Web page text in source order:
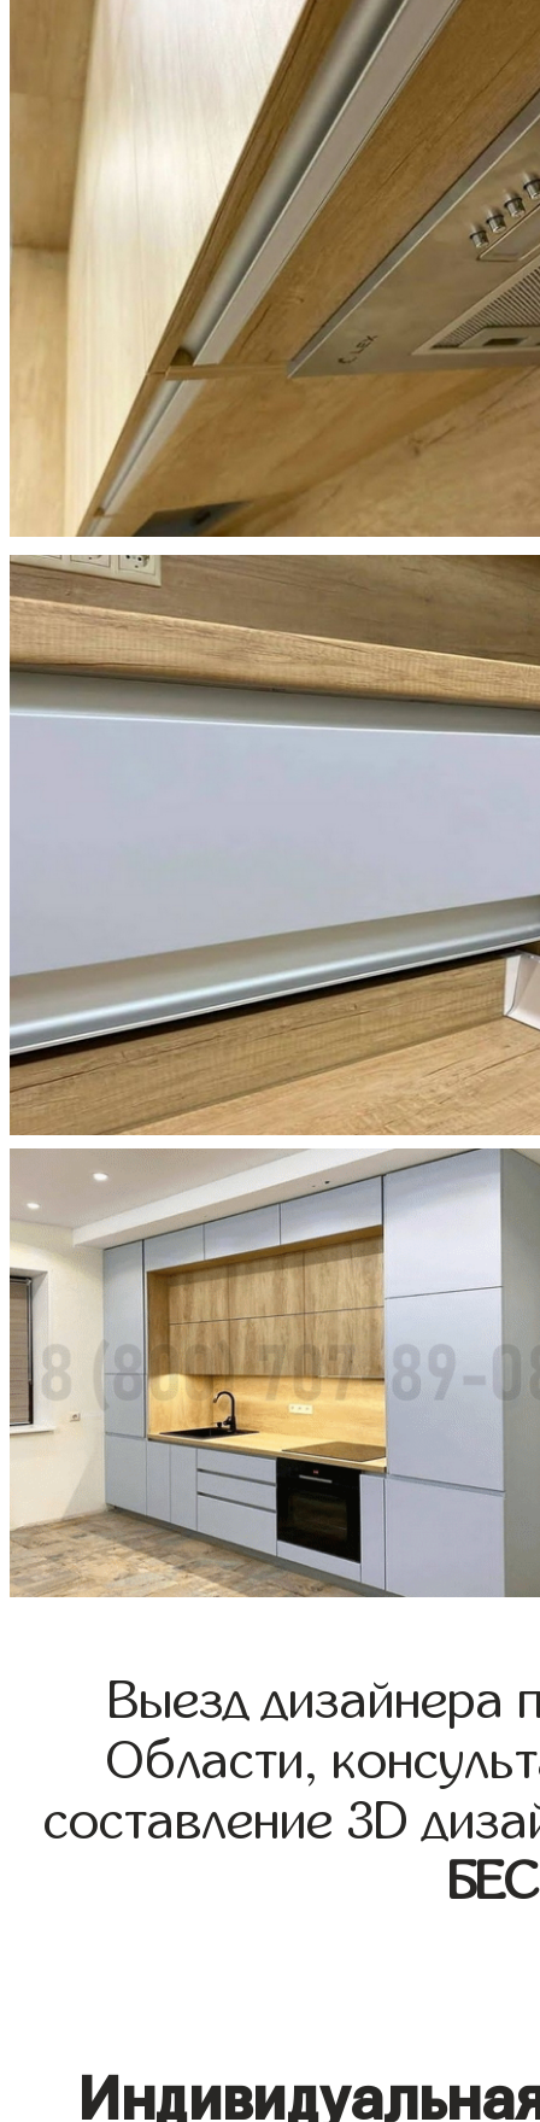
Выезд дизайнера
Области,
составление 3D